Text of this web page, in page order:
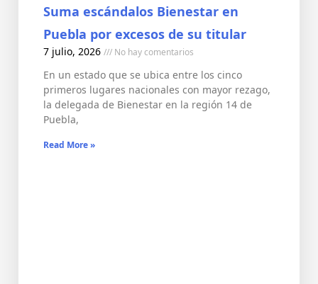
Suma escándalos Bienestar en
Puebla por excesos de su titular
7 julio, 2026 No hay comentarios
En un estado que se ubica entre los cinco
primeros lugares nacionales con mayor rezago,
la delegada de Bienestar en la región 14 de
Puebla,
Read More »